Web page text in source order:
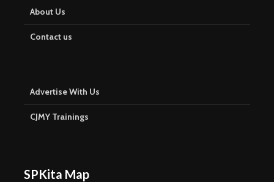
About Us
Contact us
Advertise With Us
CJMY Trainings
SPKita Map